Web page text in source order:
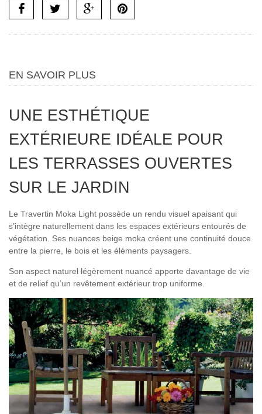
EN SAVOIR PLUS
UNE ESTHÉTIQUE
EXTÉRIEURE IDÉALE POUR
LES TERRASSES OUVERTES
SUR LE JARDIN
Le Travertin Moka Light possède un rendu visuel apaisant qui
s’intègre naturellement dans les espaces extérieurs entourés de
végétation. Ses nuances beige moka créent une continuité douce
entre la pierre, le bois et les éléments paysagers.
Son aspect naturel légèrement nuancé apporte davantage de vie
et de relief qu’un revêtement extérieur trop uniforme.